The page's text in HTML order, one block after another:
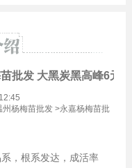
批发 大黑炭黑高峰6元/
州杨梅苗批发>永嘉杨梅苗批
，根系发达，成活率